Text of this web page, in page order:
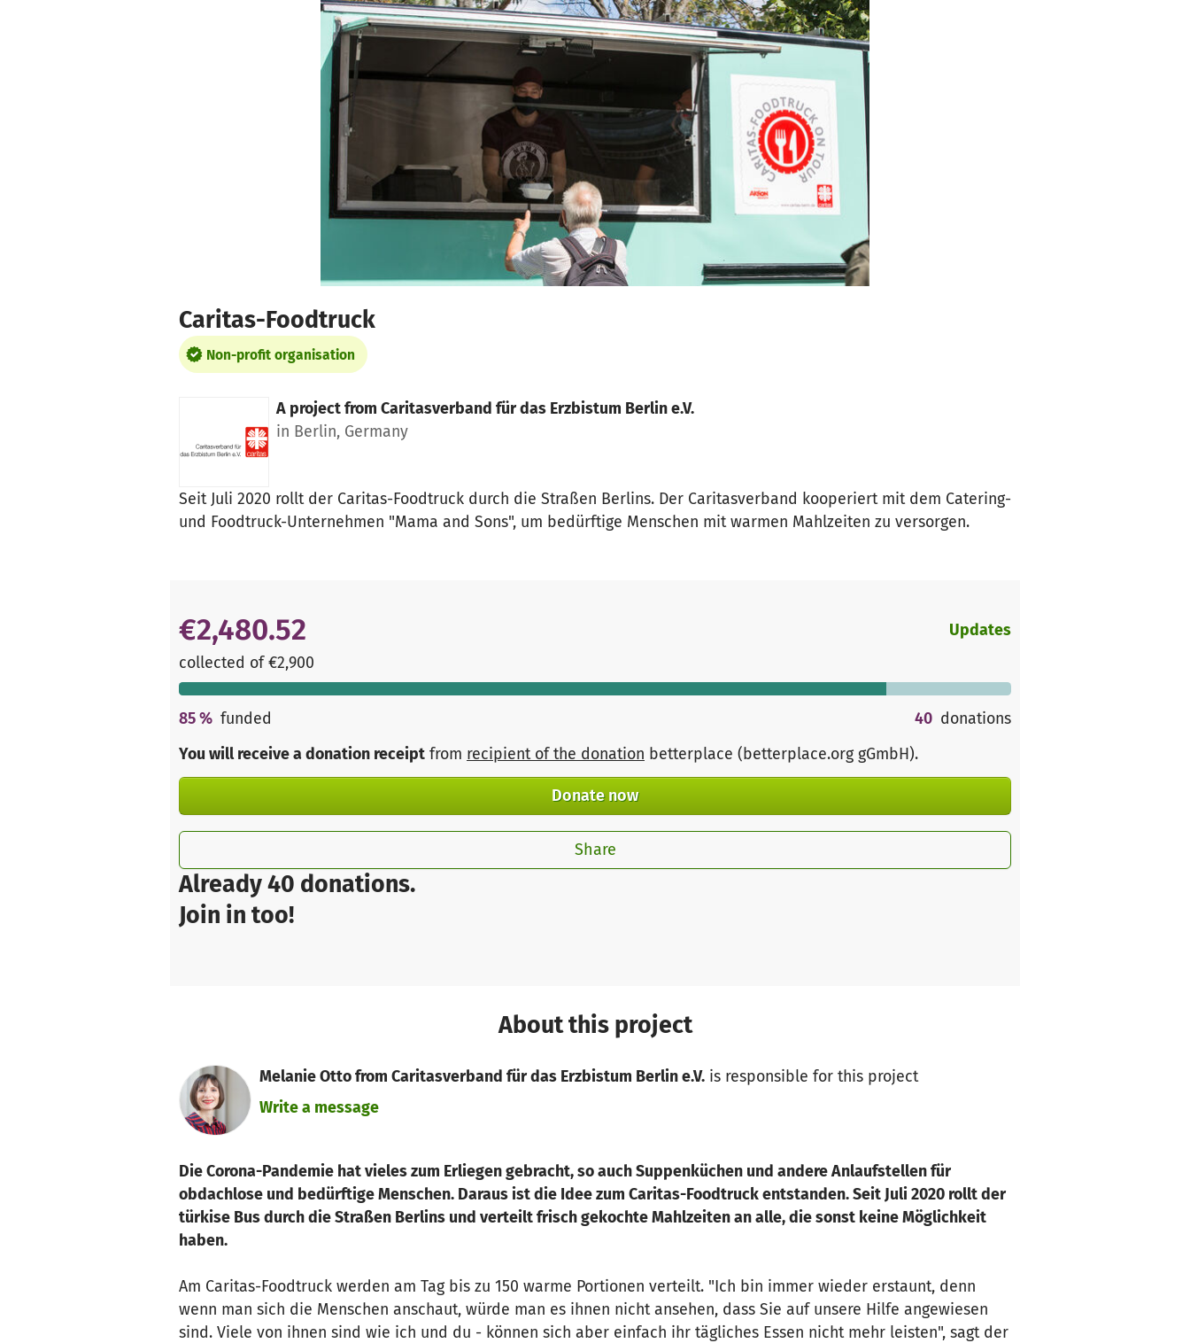
Caritas-Foodtruck
Non-profit organisation
A project from Caritasverband für das Erzbistum Berlin e.V.
in Berlin, Germany
Seit Juli 2020 rollt der Caritas-Foodtruck durch die Straßen Berlins. Der Caritasverband kooperiert mit dem Catering-
und Foodtruck-Unternehmen "Mama and Sons", um bedürftige Menschen mit warmen Mahlzeiten zu versorgen.
Already 40 donations.
Join in too!
€2,480.52
collected of €2,900
Updates
85% funded 40 donations
You will receive a donation receipt from recipient of the donation betterplace (betterplace.org gGmbH).
Donate now
Share
About this project
Melanie Otto from Caritasverband für das Erzbistum Berlin e.V.is responsible for this project
Write a message
Die Corona-Pandemie hat vieles zum Erliegen gebracht, so auch Suppenküchen und andere Anlaufstellen für
obdachlose und bedürftige Menschen. Daraus ist die Idee zum Caritas-Foodtruck entstanden. Seit Juli 2020 rollt der
türkise Bus durch die Straßen Berlins und verteilt frisch gekochte Mahlzeiten an alle, die sonst keine Möglichkeit
haben.
Am Caritas-Foodtruck werden am Tag bis zu 150 warme Portionen verteilt. "Ich bin immer wieder erstaunt, denn
wenn man sich die Menschen anschaut, würde man es ihnen nicht ansehen, dass Sie auf unsere Hilfe angewiesen
sind. Viele von ihnen sind wie ich und du - können sich aber einfach ihr tägliches Essen nicht mehr leisten", sagt der